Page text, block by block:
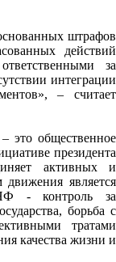
штрафов
действий
за
интеграции
– считает
общественное
президента
активных и
является
- контроль за
борьба с
тратами
качества жизни и